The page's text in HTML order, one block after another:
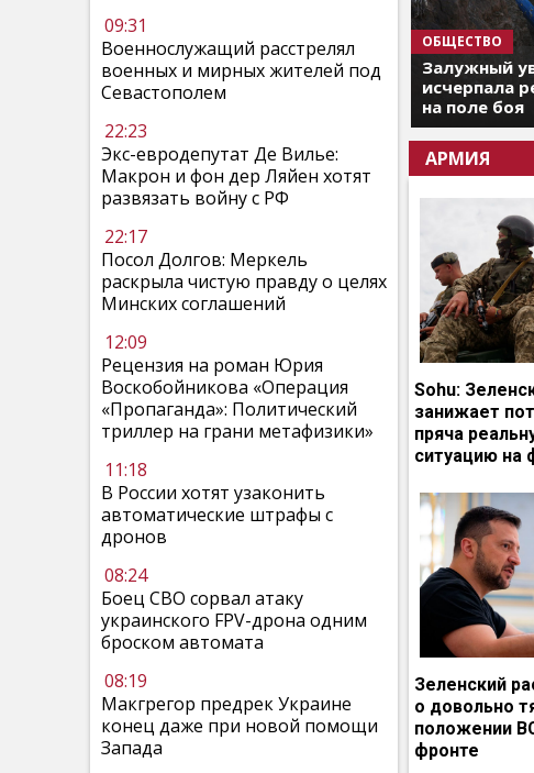
09:31
Военнослужащий расстрелял
военных и мирных жителей под
Севастополем
22:23
Экс-евродепутат Де Вилье:
Макрон и фон дер Ляйен хотят
развязать войну с РФ
22:17
Посол Долгов: Меркель
раскрыла чистую правду о целях
Минских соглашений
12:09
Рецензия на роман Юрия
Воскобойникова «Операция
«Пропаганда»: Политический
триллер на грани метафизики»
11:18
В России хотят узаконить
автоматические штрафы с
дронов
08:24
Боец СВО сорвал атаку
украинского FPV-дрона одним
броском автомата
08:19
Макгрегор предрек Украине
конец даже при новой помощи
Запада
ОБЩЕСТВО
Залужный
исчерпала
на поле боя
АРМИЯ
Sohu:
занижает
пряча
ситуацию на
Зеленский
о довольно
положении
фронте